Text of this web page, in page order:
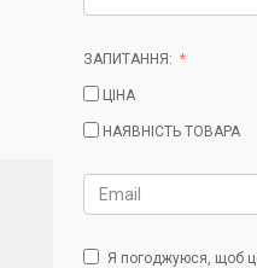
ЗАПИТАННЯ:
ЦІНА
НАЯВНІСТЬ ТОВАРА
Я погоджуюся, щоб